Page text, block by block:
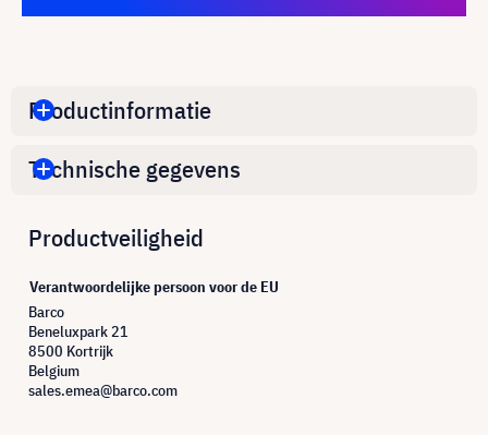
Productinformatie
Technische gegevens
Productveiligheid
Verantwoordelijke persoon voor de EU
Barco
Beneluxpark 21
8500 Kortrijk
Belgium
sales.emea@barco.com